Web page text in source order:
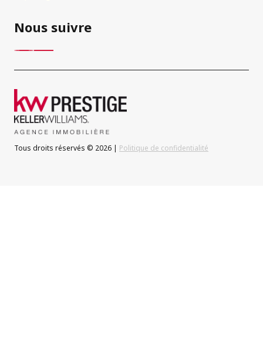
Nous suivre
Tous droits réservés © 2026 | Politique de confidentialité